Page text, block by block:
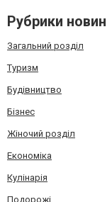
Рубрики новин
Загальний розділ
Туризм
Будівництво
Бізнес
Жіночий розділ
Економіка
Кулінарія
Подорожі